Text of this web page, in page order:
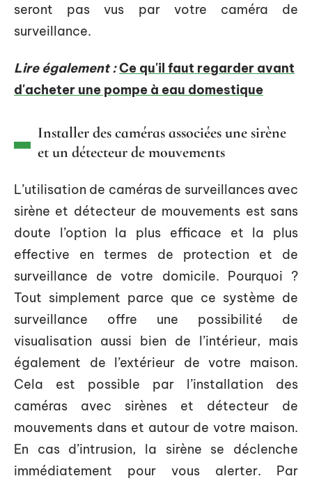
seront pas vus par votre caméra de
surveillance.
Lire également :Ce qu'il faut regarder avant
d'acheter une pompe à eau domestique
Installer des caméras associées une sirène
et un détecteur de mouvements
L’utilisation de caméras de surveillances avec
sirène et détecteur de mouvements est sans
doute l’option la plus efficace et la plus
effective en termes de protection et de
surveillance de votre domicile. Pourquoi ?
Tout simplement parce que ce système de
surveillance offre une possibilité de
visualisation aussi bien de l’intérieur, mais
également de l’extérieur de votre maison.
Cela est possible par l’installation des
caméras avec sirènes et détecteur de
mouvements dans et autour de votre maison.
En cas d’intrusion, la sirène se déclenche
immédiatement pour vous alerter. Par